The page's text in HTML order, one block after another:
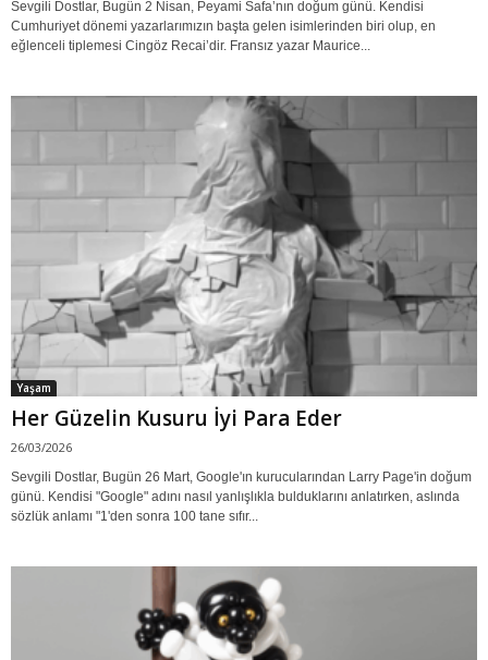
Sevgili Dostlar, Bugün 2 Nisan, Peyami Safa’nın doğum günü. Kendisi
Cumhuriyet dönemi yazarlarımızın başta gelen isimlerinden biri olup, en
eğlenceli tiplemesi Cingöz Recai’dir. Fransız yazar Maurice...
Yaşam
Her Güzelin Kusuru İyi Para Eder
26/03/2026
Sevgili Dostlar, Bugün 26 Mart, Google'ın kurucularından Larry Page'in doğum
günü. Kendisi "Google" adını nasıl yanlışlıkla bulduklarını anlatırken, aslında
sözlük anlamı "1'den sonra 100 tane sıfır...